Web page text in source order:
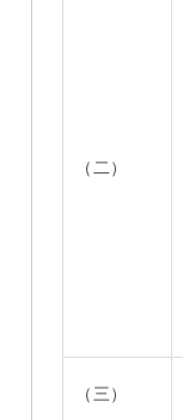
（二）
（三）